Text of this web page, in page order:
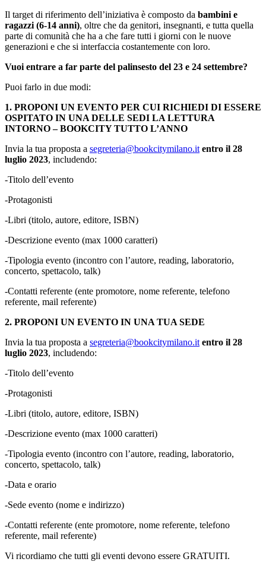
Il target di riferimento dell’iniziativa è composto da bambini e
ragazzi (6-14 anni), oltre che da genitori, insegnanti, e tutta quella
parte di comunità che ha a che fare tutti i giorni con le nuove
generazioni e che si interfaccia costantemente con loro.
Vuoi entrare a far parte del palinsesto del 23 e 24 settembre?
Puoi farlo in due modi:
1. PROPONI UN EVENTO PER CUI RICHIEDI DI ESSERE
OSPITATO IN UNA DELLE SEDI LA LETTURA
INTORNO – BOOKCITY TUTTO L’ANNO
Invia la tua proposta a segreteria@bookcitymilano.it entro il 28
luglio 2023, includendo:
-Titolo dell’evento
-Protagonisti
-Libri (titolo, autore, editore, ISBN)
-Descrizione evento (max 1000 caratteri)
-Tipologia evento (incontro con l’autore, reading, laboratorio,
concerto, spettacolo, talk)
-Contatti referente (ente promotore, nome referente, telefono
referente, mail referente)
2. PROPONI UN EVENTO IN UNA TUA SEDE
Invia la tua proposta a segreteria@bookcitymilano.it entro il 28
luglio 2023, includendo:
-Titolo dell’evento
-Protagonisti
-Libri (titolo, autore, editore, ISBN)
-Descrizione evento (max 1000 caratteri)
-Tipologia evento (incontro con l’autore, reading, laboratorio,
concerto, spettacolo, talk)
-Data e orario
-Sede evento (nome e indirizzo)
-Contatti referente (ente promotore, nome referente, telefono
referente, mail referente)
Vi ricordiamo che tutti gli eventi devono essere GRATUITI.